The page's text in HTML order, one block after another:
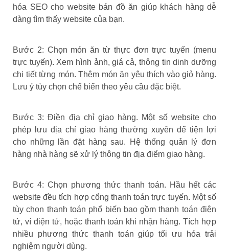
hóa SEO cho website bán đồ ăn giúp khách hàng dễ
dàng tìm thấy website của bạn.
Bước 2: Chọn món ăn từ thực đơn trực tuyến (menu
trực tuyến). Xem hình ảnh, giá cả, thông tin dinh dưỡng
chi tiết từng món. Thêm món ăn yêu thích vào giỏ hàng.
Lưu ý tùy chọn chế biến theo yêu cầu đặc biệt.
Bước 3: Điền địa chỉ giao hàng. Một số website cho
phép lưu địa chỉ giao hàng thường xuyên để tiện lợi
cho những lần đặt hàng sau. Hệ thống quản lý đơn
hàng nhà hàng sẽ xử lý thông tin địa điểm giao hàng.
Bước 4: Chọn phương thức thanh toán. Hầu hết các
website đều tích hợp cổng thanh toán trực tuyến. Một số
tùy chọn thanh toán phổ biến bao gồm thanh toán điện
tử, ví điện tử, hoặc thanh toán khi nhận hàng. Tích hợp
nhiều phương thức thanh toán giúp tối ưu hóa trải
nghiệm người dùng.